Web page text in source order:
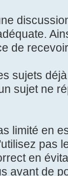
de
sujets
sujet ne
limité en
pas
en
avant de